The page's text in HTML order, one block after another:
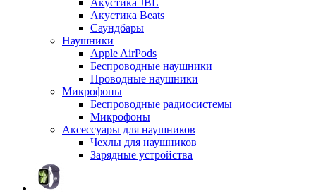
Акустика JBL
Акустика Beats
Саундбары
Наушники
Apple AirPods
Беспроводные наушники
Проводные наушники
Микрофоны
Беспроводные радиосистемы
Микрофоны
Аксессуары для наушников
Чехлы для наушников
Зарядные устройства